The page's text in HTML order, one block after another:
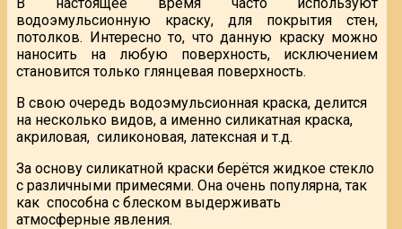
водоэмульсионную краску, для покрытия стен,
потолков. Интересно то, что данную краску можно
наносить на любую поверхность, исключением
становится только глянцевая поверхность.
В свою очередь водоэмульсионная краска, делится
на несколько видов, а именно силикатная краска,
акриловая, силиконовая, латексная и т.д.
За основу силикатной краски берётся жидкое стекло
с различными примесями. Она очень популярна, так
как способна с блеском выдерживать
атмосферные явления.